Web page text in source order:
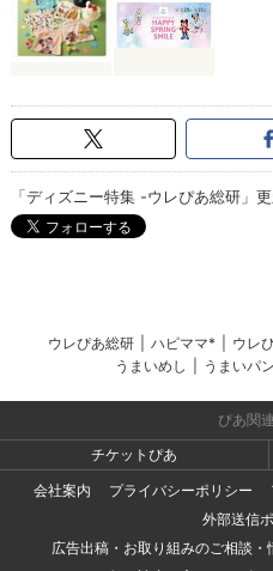
「ディズニー特集 -ウレぴあ総研」
ウレぴあ総研 ハピママ* ウレ
うまいめし
うまいパン
ぴあ関
チケットぴあ
会社案内
プライバシーポリシー
外部送信
広告出稿・お取り組みのご相談